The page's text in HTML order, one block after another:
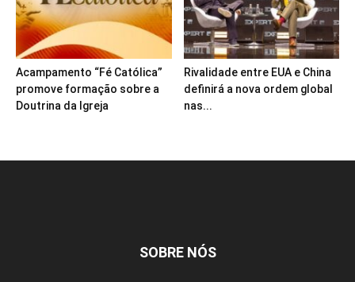
Acampamento “Fé Católica”
promove formação sobre a
Doutrina da Igreja
Rivalidade entre EUA e China
definirá a nova ordem global
nas...
SOBRE NÓS